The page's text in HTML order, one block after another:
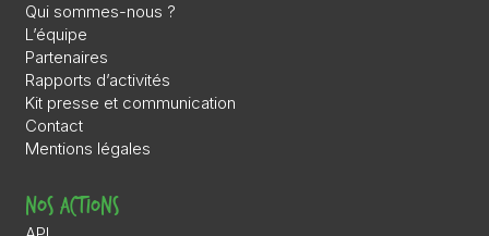
Qui sommes-nous ?
L’équipe
Partenaires
Rapports d’activités
Kit presse et communication
Contact
Mentions légales
Nos actions